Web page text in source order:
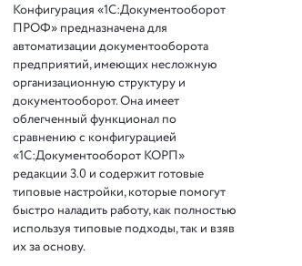
Конфигурация «1С:Документооборот
ПРОФ» предназначена для
автоматизации документооборота
предприятий, имеющих несложную
организационную структуру и
документооборот. Она имеет
облегченный функционал по
сравнению с конфигурацией
«1С:Документооборот КОРП»
редакции 3.0 и содержит готовые
типовые настройки, которые помогут
быстро наладить работу, как полностью
используя типовые подходы, так и взяв
их за основу.